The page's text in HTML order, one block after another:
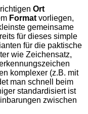
Ort
Format vorliegen,
gemeinsame
für dieses simple
für die paktische
wie Zeichensatz,
komplexer (z.B. mit
man schnell beim
standardisiert ist
zwischen